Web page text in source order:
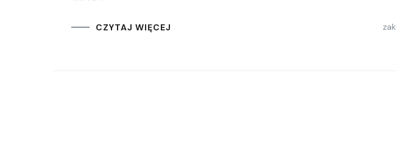
CZYTAJ WIĘCEJ